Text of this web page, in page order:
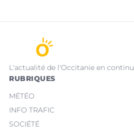
L'actualité de l'Occitanie en continu
RUBRIQUES
MÉTÉO
INFO TRAFIC
SOCIÉTÉ